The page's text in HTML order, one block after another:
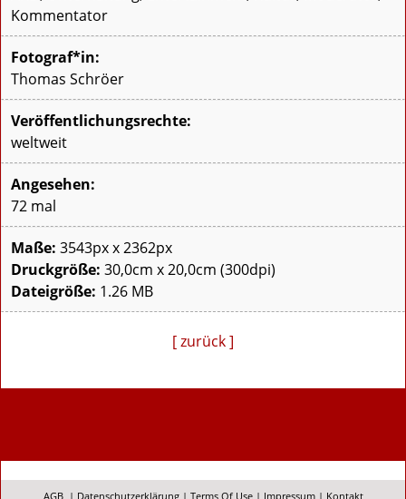
Kommentator
Fotograf*in:
Thomas Schröer
Veröffentlichungsrechte:
weltweit
Angesehen:
72 mal
Maße: 3543px x 2362px
Druckgröße: 30,0cm x 20,0cm (300dpi)
Dateigröße: 1.26 MB
[ zurück ]
AGB | Datenschutzerklärung| Terms Of Use| Impressum| Kontakt